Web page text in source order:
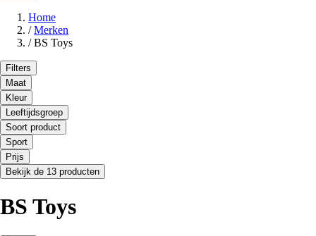
Home
/ Merken
/ BS Toys
Filters
Maat
Kleur
Leeftijdsgroep
Soort product
Sport
Prijs
Bekijk de 13 producten
BS Toys